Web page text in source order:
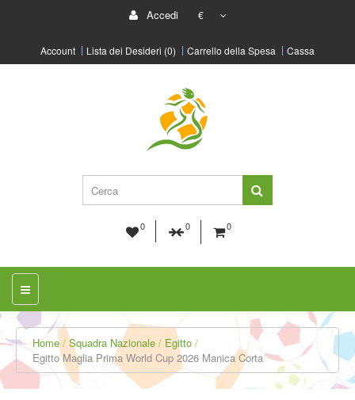
Accedi €
Account Lista dei Desideri (0) Carrello della Spesa Cassa
0 0 0
Home Squadra Nazionale
Egitto
Egitto Maglia Prima World Cup 2026 Manica Corta